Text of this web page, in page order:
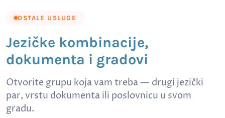
OSTALE USLUGE
Jezičke kombinacije,
dokumenta i gradovi
Otvorite grupu koja vam treba — drugi jezički
par, vrstu dokumenta ili poslovnicu u svom
gradu.